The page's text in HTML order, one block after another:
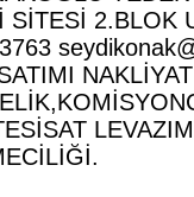
SİTESİ 2.BLOK
NAKLİYAT